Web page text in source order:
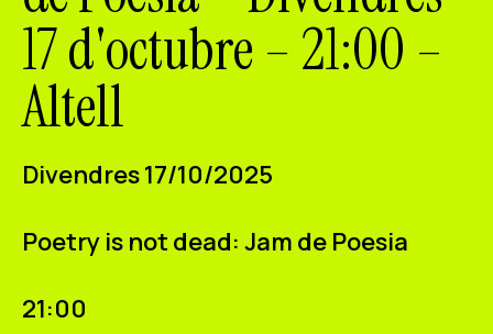
Agenda
Els nostres tallers
Blog
Contacte
17 d'octubre – 21:00 –
Altell
Divendres 17/10/2025
Poetry is not dead: Jam de Poesia
21:00